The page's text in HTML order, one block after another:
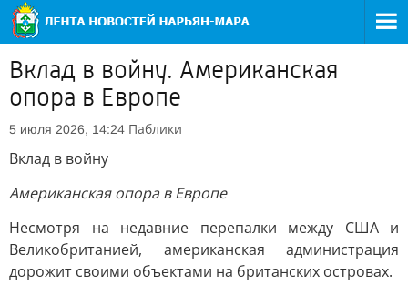
Вклад в войну. Американская
опора в Европе
5 июля 2026, 14:24 Паблики
Вклад в войну
Американская опора в Европе
Несмотря на недавние перепалки между США и
Великобританией, американская администрация
дорожит своими объектами на британских островах.